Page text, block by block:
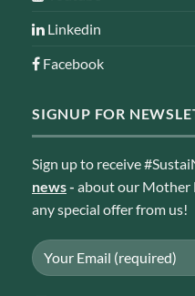
Linkedin
Facebook
SIGNUP FOR
Sign up to receive
news- about our Mother
any special offer from us!